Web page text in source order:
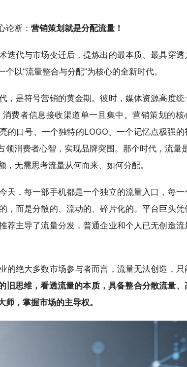
论断： 营销策划就是分配流量！
迭代与市场变迁后，提炼出的最本质、最具穿透
以“流量整合与分配”为核心的全新时代。
，是符号营销的黄金期。彼时，媒体资源高度统
费者信息接收渠道单一且集中。营销策划的核
口号、一个独特的LOGO、一个记忆点极强的
消费者心智，实现品牌突围。那个时代，流量
，无需思考流量从何而来、如何分配。
天，每一部手机都是一个独立的流量入口，每一
，而是分散的、流动的、碎片化的。平台巨头凭
荐主导了流量分发，普通企业和个人已无创造流
的绝大多数市场参与者而言，流量无法创造，只
旧思维，看透流量的本质，具备整合分散流量、
，掌握市场的主导权。